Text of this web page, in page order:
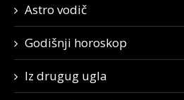
Astro vodič
Godišnji horoskop
Iz drugug ugla